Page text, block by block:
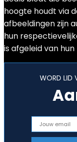
hoogte houdt via
afbeeldingen zijn
hun
is afgeleid van
WORD LID